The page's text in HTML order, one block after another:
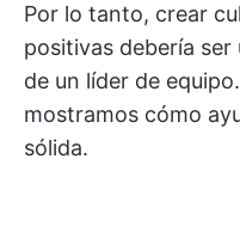
Por lo tanto, crear
positivas debería
de un líder de
mostramos cómo
sólida.